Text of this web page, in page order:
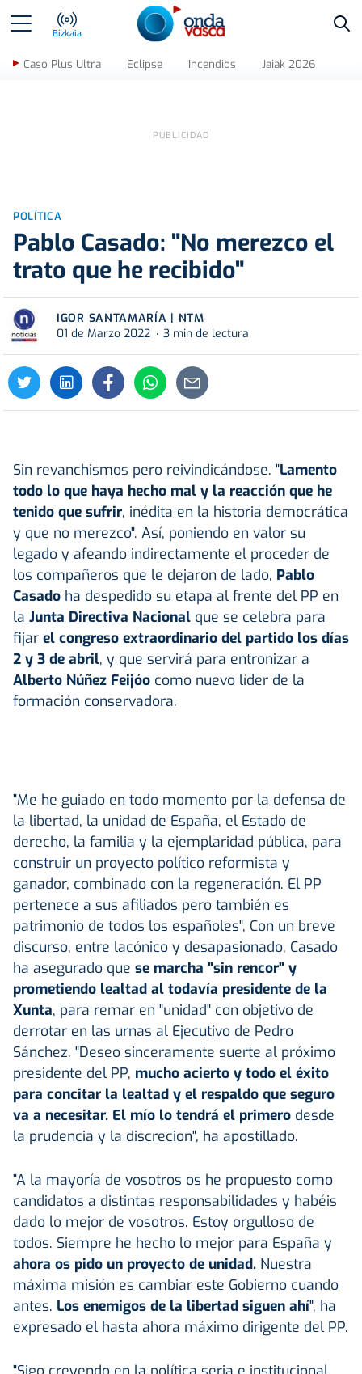
Bizkaia
Caso Plus Ultra Eclipse Incendios Jaiak 2026
POLÍTICA
Pablo Casado: "No merezco el
trato que he recibido"
IGOR SANTAMARÍA | NTM
01 de Marzo 2022
3 min de lectura
Sin revanchismos pero reivindicándose. "Lamento
todo lo que haya hecho mal y la reacción que he
tenido que sufrir, inédita en la historia democrática
y que no merezco". Así, poniendo en valor su
legado y afeando indirectamente el proceder de
los compañeros que le dejaron de lado, Pablo
Casado ha despedido su etapa al frente del PP en
la Junta Directiva Nacional que se celebra para
fijar el congreso extraordinario del partido los días
2 y 3 de abril, y que servirá para entronizar a
Alberto Núñez Feijóo como nuevo líder de la
formación conservadora.
"Me he guiado en todo momento por la defensa de
la libertad, la unidad de España, el Estado de
derecho, la familia y la ejemplaridad pública, para
construir un proyecto político reformista y
ganador, combinado con la regeneración. El PP
pertenece a sus afiliados pero también es
patrimonio de todos los españoles", Con un breve
discurso, entre lacónico y desapasionado, Casado
ha asegurado que se marcha "sin rencor" y
prometiendo lealtad al todavía presidente de la
Xunta, para remar en "unidad" con objetivo de
derrotar en las urnas al Ejecutivo de Pedro
Sánchez. "Deseo sinceramente suerte al próximo
presidente del PP, mucho acierto y todo el éxito
para concitar la lealtad y el respaldo que seguro
va a necesitar. El mío lo tendrá el primero desde
la prudencia y la discrecion", ha apostillado.
"A la mayoría de vosotros os he propuesto como
candidatos a distintas responsabilidades y habéis
dado lo mejor de vosotros. Estoy orgulloso de
todos. Siempre he hecho lo mejor para España y
ahora os pido un proyecto de unidad. Nuestra
máxima misión es cambiar este Gobierno cuando
antes. Los enemigos de la libertad siguen ahí", ha
expresado el hasta ahora máximo dirigente del PP.